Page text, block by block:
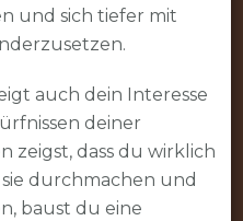
und sich tiefer mit
auch dein Interesse
deiner
zeigst, dass du wirklich
durchmachen und
baust du eine